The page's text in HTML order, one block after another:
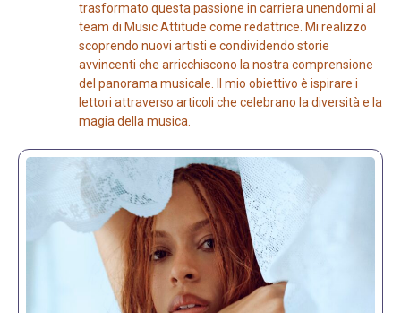
trasformato questa passione in carriera unendomi al
team di Music Attitude come redattrice. Mi realizzo
scoprendo nuovi artisti e condividendo storie
avvincenti che arricchiscono la nostra comprensione
del panorama musicale. Il mio obiettivo è ispirare i
lettori attraverso articoli che celebrano la diversità e la
magia della musica.